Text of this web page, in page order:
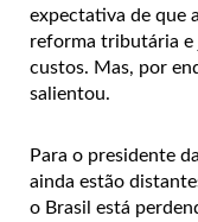
expectativa de que
reforma tributária e
custos. Mas, por
salientou.
Para o presidente
ainda estão
o Brasil está